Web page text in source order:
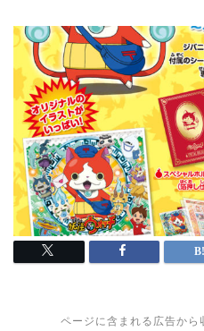
ページに含まれる広告から